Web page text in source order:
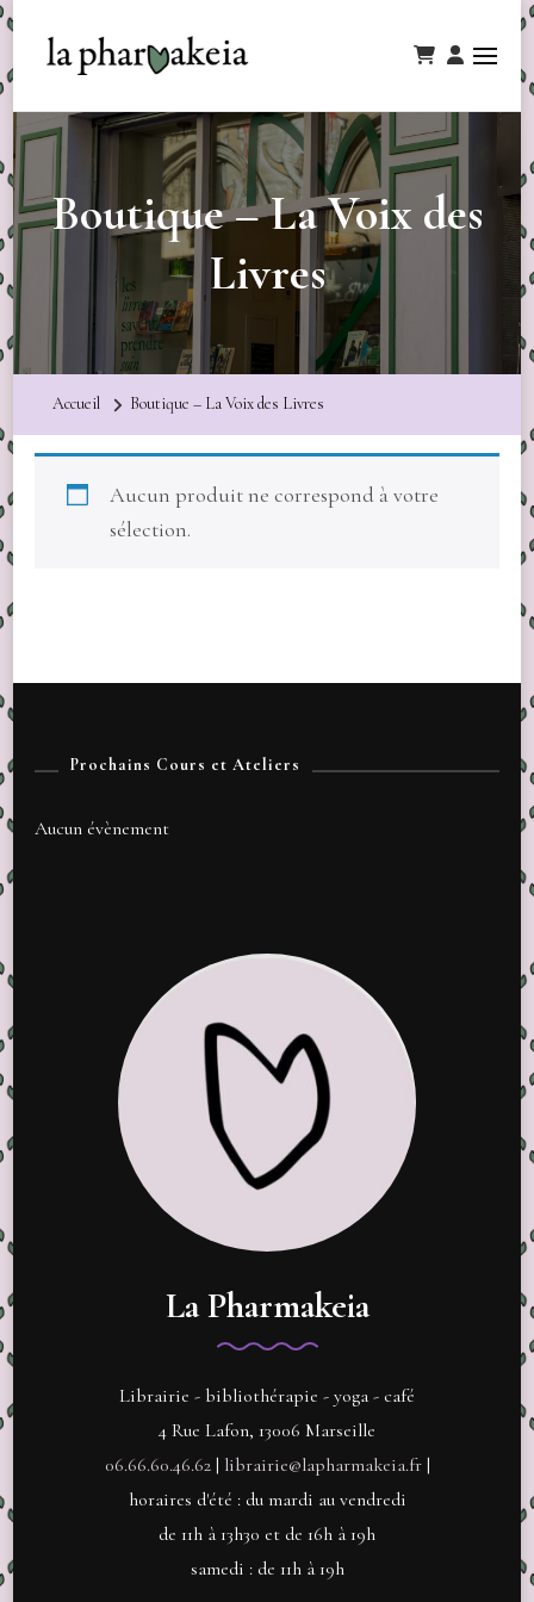
Boutique – La Voix des
Livres
Accueil Boutique – La Voix des Livres
Aucun produit ne correspond à votre
sélection.
Prochains Cours et Ateliers
Aucun évènement
La Pharmakeia
Librairie - bibliothérapie - yoga - café
4 Rue Lafon, 13006 Marseille
06.66.60.46.62| librairie@lapharmakeia.fr|
horaires d'été : du mardi au vendredi
de 11h à 13h30 et de 16h à 19h
samedi : de 11h à 19h